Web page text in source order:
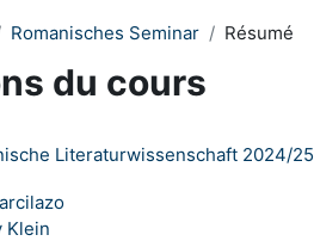
Romanisches Seminar Résumé
du cours
Literaturwissenschaft 2024/25
Klein